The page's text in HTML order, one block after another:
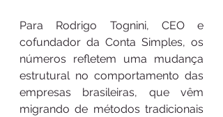
Para Rodrigo Tognini, CEO e
cofundador da Conta Simples, os
números refletem uma mudança
estrutural no comportamento das
empresas brasileiras, que vêm
migrando de métodos tradicionais